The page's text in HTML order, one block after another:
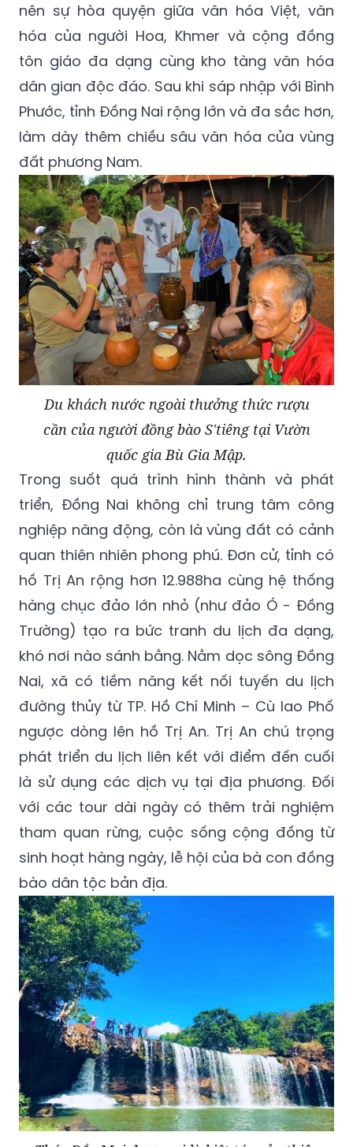
nên sự hòa quyện giữa văn hóa Việt, văn
hóa của người Hoa, Khmer và cộng đồng
tôn giáo đa dạng cùng kho tàng văn hóa
dân gian độc đáo. Sau khi sáp nhập với Bình
Phước, tỉnh Đồng Nai rộng lớn và đa sắc hơn,
làm dày thêm chiều sâu văn hóa của vùng
đất phương Nam.
Du khách nước ngoài thưởng thức rượu
cần của người đồng bào S'tiêng tại Vườn
quốc gia Bù Gia Mập.
Trong suốt quá trình hình thành và phát
triển, Đồng Nai không chỉ trung tâm công
nghiệp năng động, còn là vùng đất có cảnh
quan thiên nhiên phong phú. Đơn cử, tỉnh có
hồ Trị An rộng hơn 12.988ha cùng hệ thống
hàng chục đảo lớn nhỏ (như đảo Ó - Đồng
Trường) tạo ra bức tranh du lịch đa dạng,
khó nơi nào sánh bằng. Nằm dọc sông Đồng
Nai, xã có tiềm năng kết nối tuyến du lịch
đường thủy từ TP. Hồ Chí Minh – Cù lao Phố
ngược dòng lên hồ Trị An. Trị An chú trọng
phát triển du lịch liên kết với điểm đến cuối
là sử dụng các dịch vụ tại địa phương. Đối
với các tour dài ngày có thêm trải nghiệm
tham quan rừng, cuộc sống cộng đồng từ
sinh hoạt hàng ngày, lễ hội của bà con đồng
bào dân tộc bản địa.